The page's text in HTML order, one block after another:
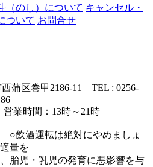
（のし）について キャンセル・
ついて お問合せ
蒲区巻甲2186-11 TEL : 0256-
業時間：13時～21時
○飲酒運転は絶対にやめましょ
量を
胎児・乳児の発育に悪影響を与